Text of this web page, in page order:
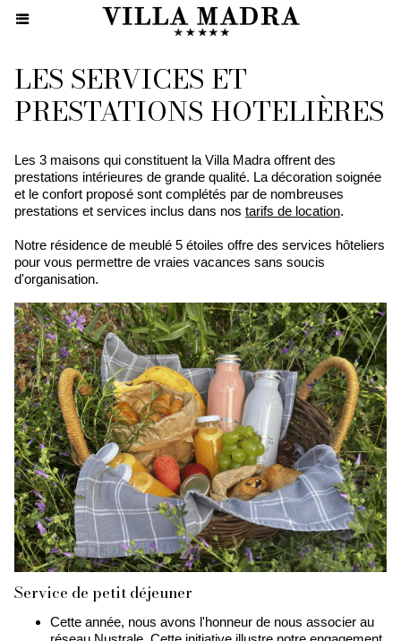
LES SERVICES ET
PRESTATIONS HOTELIÈRES
Les 3 maisons qui constituent la Villa Madra offrent des
prestations intérieures de grande qualité. La décoration soignée
et le confort proposé sont complétés par de nombreuses
prestations et services inclus dans nos tarifs de location.
Notre résidence de meublé 5 étoiles offre des services hôteliers
pour vous permettre de vraies vacances sans soucis
d'organisation.
Service de petit déjeuner
Cette année, nous avons l'honneur de nous associer au